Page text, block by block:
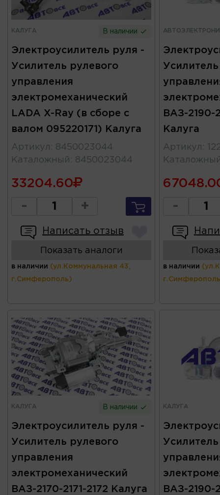
КАЛУГА В наличии
Электроусилитель руля -
Усилитель рулевого
управления
электромеханический
LADA X-Ray (в сборе с
валом 095220171) Калуга
Артикул : 8450023044
Каталожный : 8450023044
33204.60
- +
Написать отзыв
Показать аналоги
в наличии (ул.Коммунальная 43,
г.Симферополь)
ВАЗ-2190-
Калуга
Артикул :
-
в наличии
КАЛУГА В наличии
Электроусилитель руля -
Усилитель рулевого
управления
электромеханический
ВАЗ-2170-2171-2172 Калуга
КАЛУГА
ВАЗ-2190-